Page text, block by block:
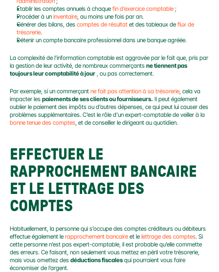
Établir les comptes annuels à chaque fin d’exercice comptable ;
Procéder à un inventaire, au moins une fois par an.
Générer des bilans, des comptes de résultat et des tableaux de flux de
trésorerie.
Détenir un compte bancaire professionnel dans une banque agréée.
La complexité de l’information comptable est aggravée par le fait que, pris par
la gestion de leur activité, de nombreux commerçants ne tiennent pas
toujours leur comptabilité à jour , ou pas correctement.
Par exemple, si un commerçant ne fait pas attention à sa trésorerie, cela va
impacter les paiements de ses clients ou fournisseurs. Il peut également
oublier le paiement des impôts ou d’autres dépenses, ce qui peut lui causer des
bonne tenue des comptes, et de conseiller le dirigeant au quotidien.
EFFECTUER LE
RAPPROCHEMENT BANCAIRE
ET LE LETTRAGE DES
COMPTES
Habituellement, la personne qui s’occupe des comptes créditeurs ou débiteurs
effectue également le rapprochement bancaire et le lettrage des comptes. Si
cette personne n’est pas expert-comptable, il est probable qu’elle commette
des erreurs. Ce faisant, non seulement vous mettez en péril votre trésorerie,
mais vous omettez des déductions fiscales qui pourraient vous faire
économiser de l’argent.